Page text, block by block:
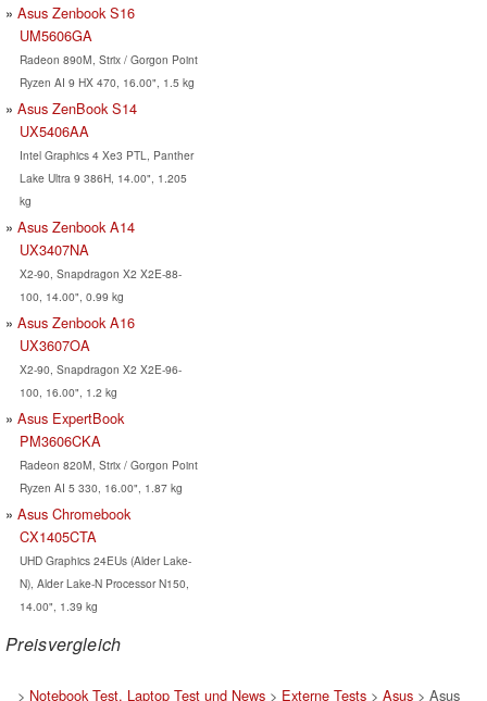
Asus Zenbook S16
UM5606GA
Radeon 890M, Strix / Gorgon Point
Ryzen AI 9 HX 470, 16.00", 1.5 kg
Asus ZenBook S14
UX5406AA
Intel Graphics 4 Xe3 PTL, Panther
Lake Ultra 9 386H, 14.00", 1.205
kg
Asus Zenbook A14
UX3407NA
X2-90, Snapdragon X2 X2E-88-
100, 14.00", 0.99 kg
Asus Zenbook A16
UX3607OA
X2-90, Snapdragon X2 X2E-96-
100, 16.00", 1.2 kg
Asus ExpertBook
PM3606CKA
Radeon 820M, Strix / Gorgon Point
Ryzen AI 5 330, 16.00", 1.87 kg
Asus Chromebook
CX1405CTA
UHD Graphics 24EUs (Alder Lake-
N), Alder Lake-N Processor N150,
14.00", 1.39 kg
Preisvergleich
> Notebook Test, Laptop Test und News> Externe Tests> Asus> Asus